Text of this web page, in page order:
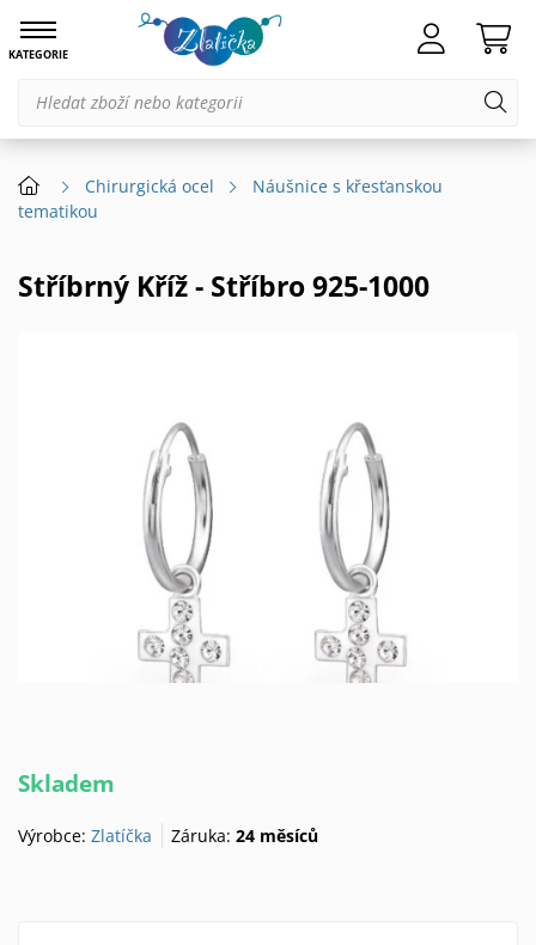
KATEGORIE
Chirurgická ocel
Náušnice s křesťanskou
tematikou
Stříbrný Kříž - Stříbro 925-1000
Skladem
Výrobce: Zlatíčka Záruka:24 měsíců